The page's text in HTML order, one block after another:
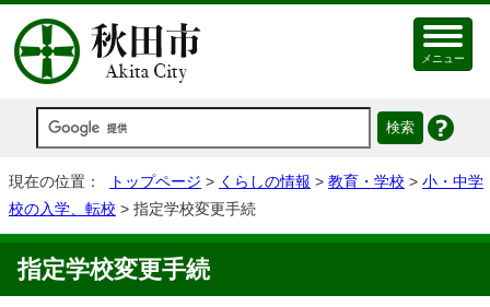
メニュー
現在の位置： トップページ > くらしの情報 > 教育・学校 > 小・中学
校の入学、転校 > 指定学校変更手続
指定学校変更手続